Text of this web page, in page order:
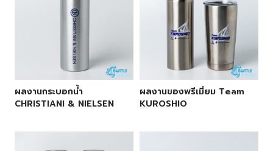
ผลงานกระบอกน้ำ
CHRISTIANI & NIELSEN
ผลงานของพรีเมี่ยม Team
KUROSHIO